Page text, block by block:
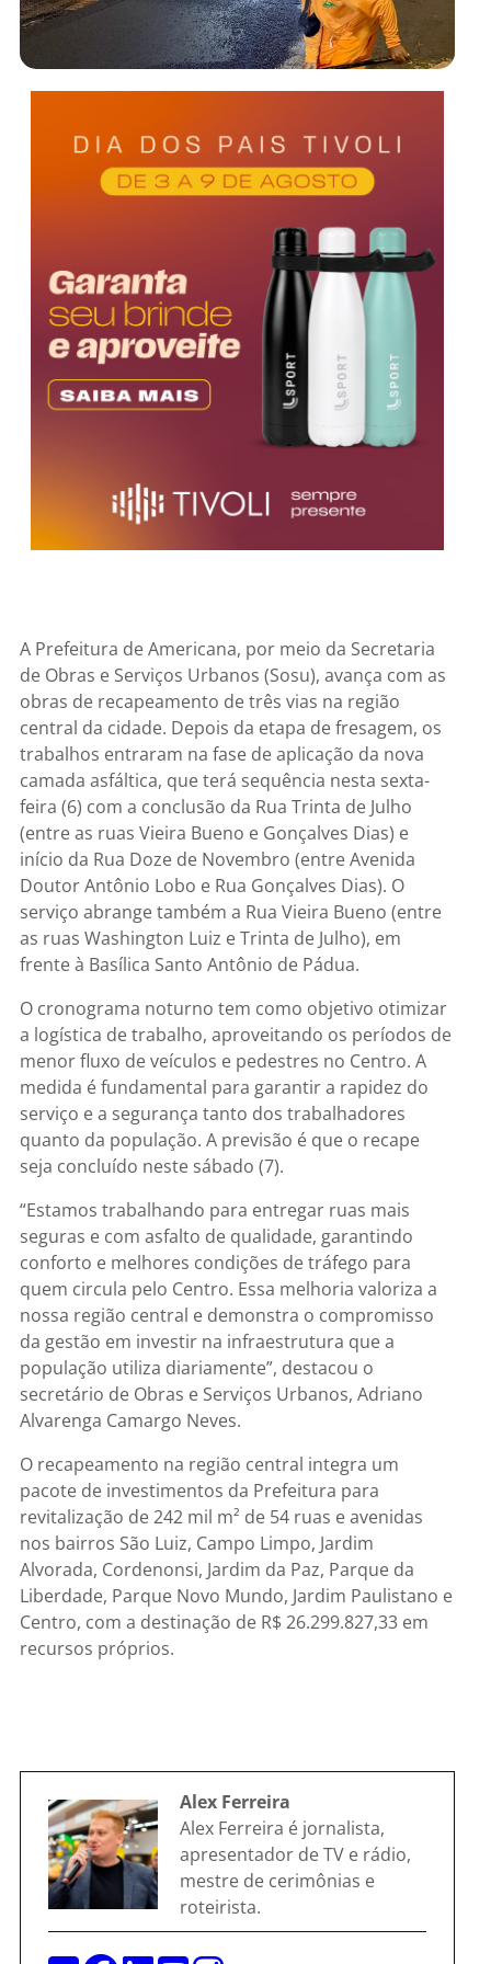
A Prefeitura de Americana, por meio da Secretaria
de Obras e Serviços Urbanos (Sosu), avança com as
obras de recapeamento de três vias na região
central da cidade. Depois da etapa de fresagem, os
trabalhos entraram na fase de aplicação da nova
camada asfáltica, que terá sequência nesta sexta-
feira (6) com a conclusão da Rua Trinta de Julho
(entre as ruas Vieira Bueno e Gonçalves Dias) e
início da Rua Doze de Novembro (entre Avenida
Doutor Antônio Lobo e Rua Gonçalves Dias). O
serviço abrange também a Rua Vieira Bueno (entre
as ruas Washington Luiz e Trinta de Julho), em
frente à Basílica Santo Antônio de Pádua.
O cronograma noturno tem como objetivo otimizar
a logística de trabalho, aproveitando os períodos de
menor fluxo de veículos e pedestres no Centro. A
medida é fundamental para garantir a rapidez do
serviço e a segurança tanto dos trabalhadores
quanto da população. A previsão é que o recape
seja concluído neste sábado (7).
“Estamos trabalhando para entregar ruas mais
seguras e com asfalto de qualidade, garantindo
conforto e melhores condições de tráfego para
quem circula pelo Centro. Essa melhoria valoriza a
nossa região central e demonstra o compromisso
da gestão em investir na infraestrutura que a
população utiliza diariamente”, destacou o
secretário de Obras e Serviços Urbanos, Adriano
Alvarenga Camargo Neves.
O recapeamento na região central integra um
pacote de investimentos da Prefeitura para
revitalização de 242 mil m² de 54 ruas e avenidas
nos bairros São Luiz, Campo Limpo, Jardim
Alvorada, Cordenonsi, Jardim da Paz, Parque da
Liberdade, Parque Novo Mundo, Jardim Paulistano e
Centro, com a destinação de R$ 26.299.827,33 em
recursos próprios.
Alex Ferreira
Alex Ferreira é jornalista,
apresentador de TV e rádio,
mestre de cerimônias e
roteirista.